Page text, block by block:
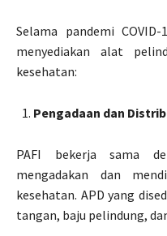
Selama pandemi
menyediakan alat
kesehatan:
Pengadaan dan
PAFI bekerja sama
mengadakan dan
kesehatan. APD yang
tangan, baju pelindung,